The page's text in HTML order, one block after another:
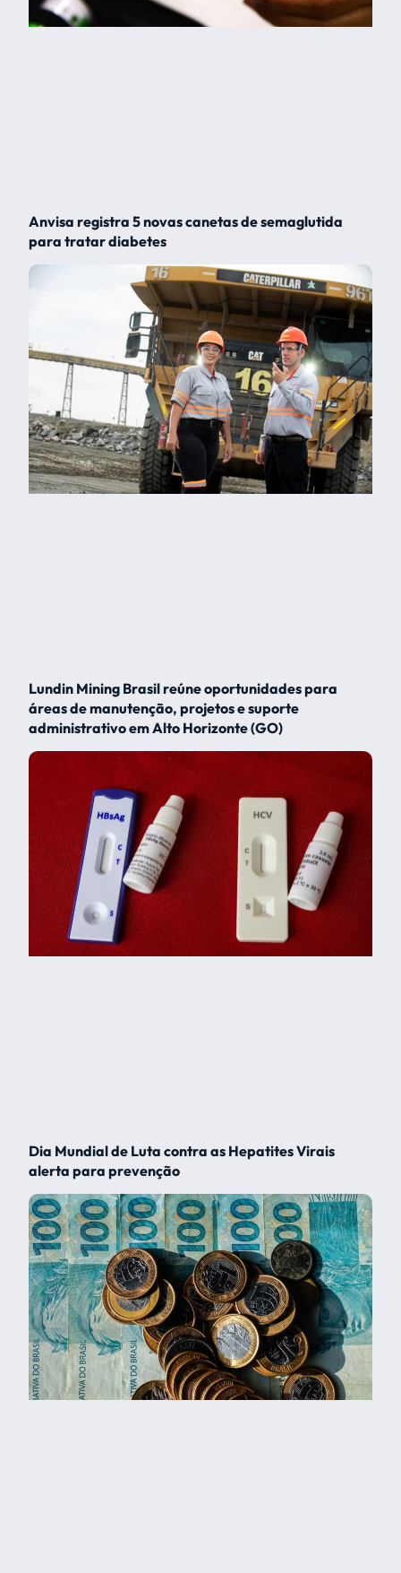
Anvisa registra 5 novas canetas de semaglutida
para tratar diabetes
Lundin Mining Brasil reúne oportunidades para
áreas de manutenção, projetos e suporte
administrativo em Alto Horizonte (GO)
Dia Mundial de Luta contra as Hepatites Virais
alerta para prevenção